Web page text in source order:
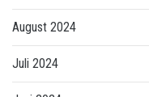
August 2024
Juli 2024